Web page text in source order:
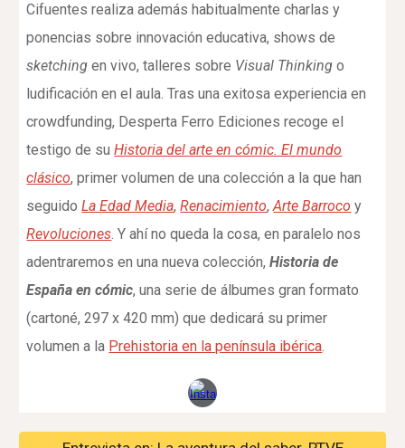
Cifuentes realiza además habitualmente charlas y
ponencias sobre innovación educativa, shows de
sketching en vivo, talleres sobre Visual Thinking o
ludificación en el aula. Tras una exitosa experiencia en
crowdfunding, Desperta Ferro Ediciones recoge el
testigo de suHistoria del arte en cómic. El mundo
clásico, primer volumen de una colección a la que han
seguidoLa Edad Media,Renacimiento,Arte Barroco y
Revoluciones. Y ahí no queda la cosa, en paralelo nos
adentraremos en una nueva colección,Historia de
España en cómic, una serie de álbumes gran formato
(cartoné, 297 x 420 mm) que dedicará su primer
volumen a la Prehistoria en la península ibérica.